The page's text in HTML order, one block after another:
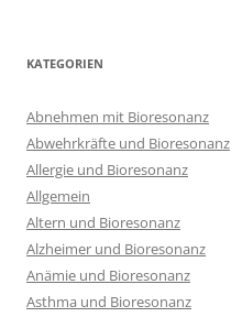
KATEGORIEN
Abnehmen mit Bioresonanz
Abwehrkräfte und Bioresonanz
Allergie und Bioresonanz
Allgemein
Altern und Bioresonanz
Alzheimer und Bioresonanz
Anämie und Bioresonanz
Asthma und Bioresonanz